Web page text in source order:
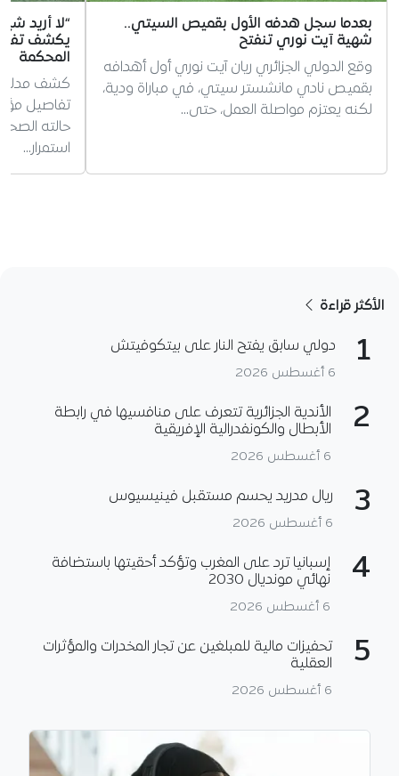
بعدما سجل هدفه الأول بقميص السيتي..
شهية آيت نوري تنفتح
وقع الدولي الجزائري ريان آيت نوري أول أهدافه
بقميص نادي مانشستر سيتي، في مباراة ودية،
لكنه يعتزم مواصلة العمل، حتى…
“لا أريد
يكشف
المحكمة
كشف مدلك
تفاصيل
حالته
استمرار…
الأكثر قراءة
1 دولي سابق يفتح النار على بيتكوفيتش
6 أغسطس 2026
2
الأندية الجزائرية تتعرف على منافسيها في رابطة
الأبطال والكونفدرالية الإفريقية
6 أغسطس 2026
3 ريال مدريد يحسم مستقبل فينيسيوس
6 أغسطس 2026
4
إسبانيا ترد على المغرب وتؤكد أحقيتها باستضافة
نهائي مونديال 2030
6 أغسطس 2026
5
تحفيزات مالية للمبلغين عن تجار المخدرات والمؤثرات
العقلية
6 أغسطس 2026